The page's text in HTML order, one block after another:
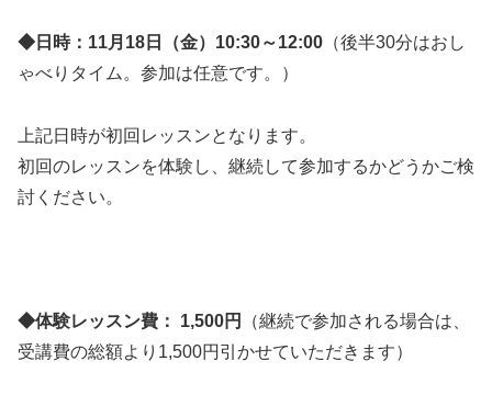
◆日時：11月18日（金）10:30～12:00 （後半30分はおし
ゃべりタイム。参加は任意です。）
上記日時が初回レッスンとなります。
初回のレッスンを体験し、継続して参加するかどうかご検
討ください。
◆体験レッスン費： 1,500円
（継続で参加される場合は、
受講費の総額より1,500円引かせていただきます）